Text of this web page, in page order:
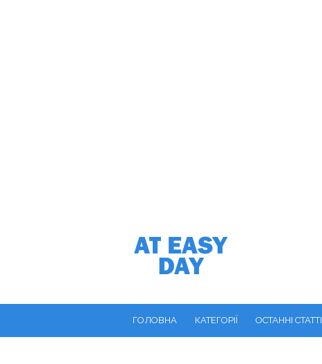
ГОЛОВНА КАТЕГОРІЇ ОСТАННІ СТАТТІ